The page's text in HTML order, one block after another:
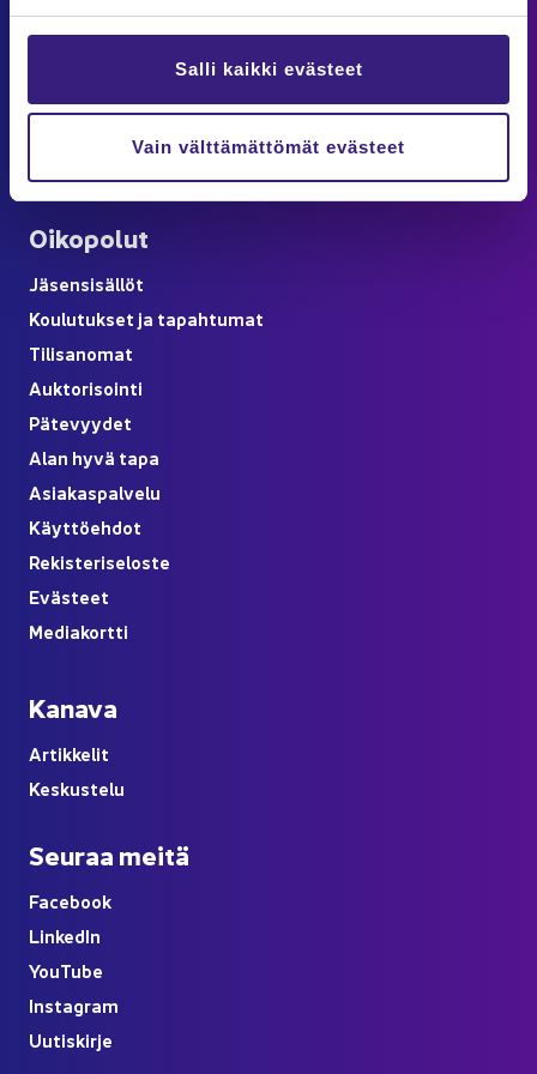
Salli kaikki evästeet
Vain välttämättömät evästeet
00100 HEL­SIN­KI
Puh. 09 6850 5750
info@ta­lous­hal­lin­to­liit­to.fi
Las­ku­tus­tie­dot
löy­dät Asiakaspalvelu-​sivulta
Verk­ko­kaup­pa­ti­lauk­sen pe­ruu­tus ku­lut­ta­jil­le
Oi­ko­po­lut
Jä­sen­si­säl­löt
Kou­lu­tuk­set ja ta­pah­tu­mat
Ti­li­sa­no­mat
Auk­to­ri­soin­ti
Pä­te­vyy­det
Alan hyvä tapa
Asia­kas­pal­ve­lu
Käyt­tö­eh­dot
Re­kis­te­ri­se­los­te
Eväs­teet
Me­dia­kort­ti
Ka­na­va
Ar­tik­ke­lit
Kes­kus­te­lu
Seu­raa meitä
Face­book
Lin­ke­dIn
YouTube
Ins­ta­gram
Uu­tis­kir­je